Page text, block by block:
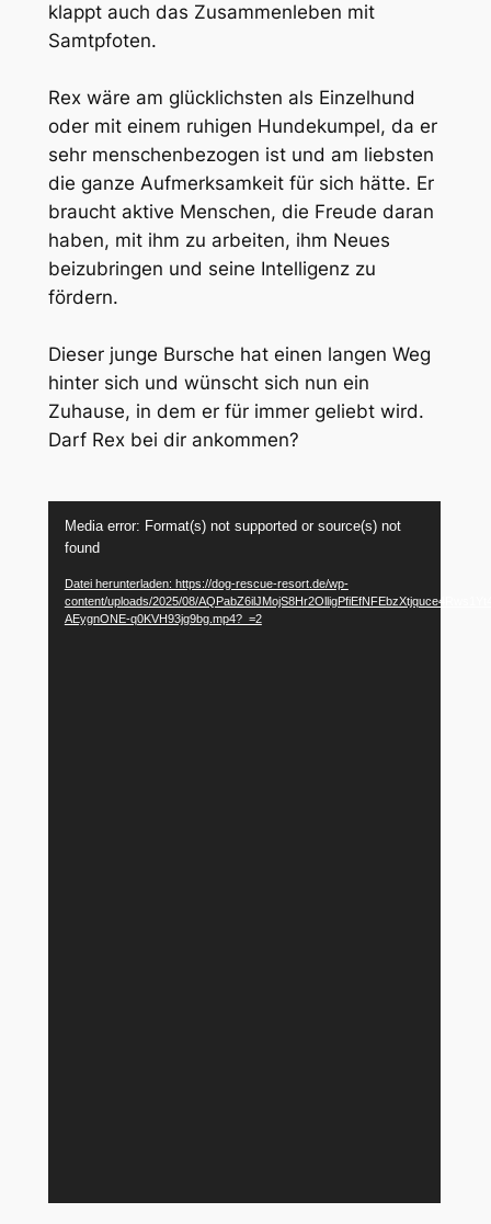
klappt auch das Zusammenleben mit
Samtpfoten.
Rex wäre am glücklichsten als Einzelhund
oder mit einem ruhigen Hundekumpel, da er
sehr menschenbezogen ist und am liebsten
die ganze Aufmerksamkeit für sich hätte. Er
braucht aktive Menschen, die Freude daran
haben, mit ihm zu arbeiten, ihm Neues
beizubringen und seine Intelligenz zu
fördern.
Dieser junge Bursche hat einen langen Weg
hinter sich und wünscht sich nun ein
Zuhause, in dem er für immer geliebt wird.
Darf Rex bei dir ankommen?
Player
Media error: Format(s) not supported or source(s) not
found
Datei herunterladen: https://dog-rescue-resort.de/wp-
content/uploads/2025/08/
AEygnONE-q0KVH93jg9bg.mp4?_=2